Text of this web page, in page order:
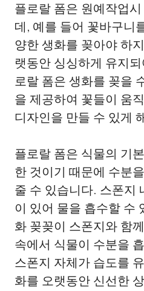
플로랄 폼은 원예작업
데, 예를 들어 꽃바구니
양한 생화를 꽂아야 하
랫동안 싱싱하게 유지
로랄 폼은 생화를 꽂을
을 제공하여 꽃들이 움
디자인을 만들 수 있게
플로랄 폼은 식물의 기
한 것이기 때문에 수분
줄 수 있습니다. 스폰지
이 있어 물을 흡수할 수
화 꽂꽂이 스폰지와 함
속에서 식물이 수분을
스폰지 자체가 습도를
화를 오랫동안 신선한